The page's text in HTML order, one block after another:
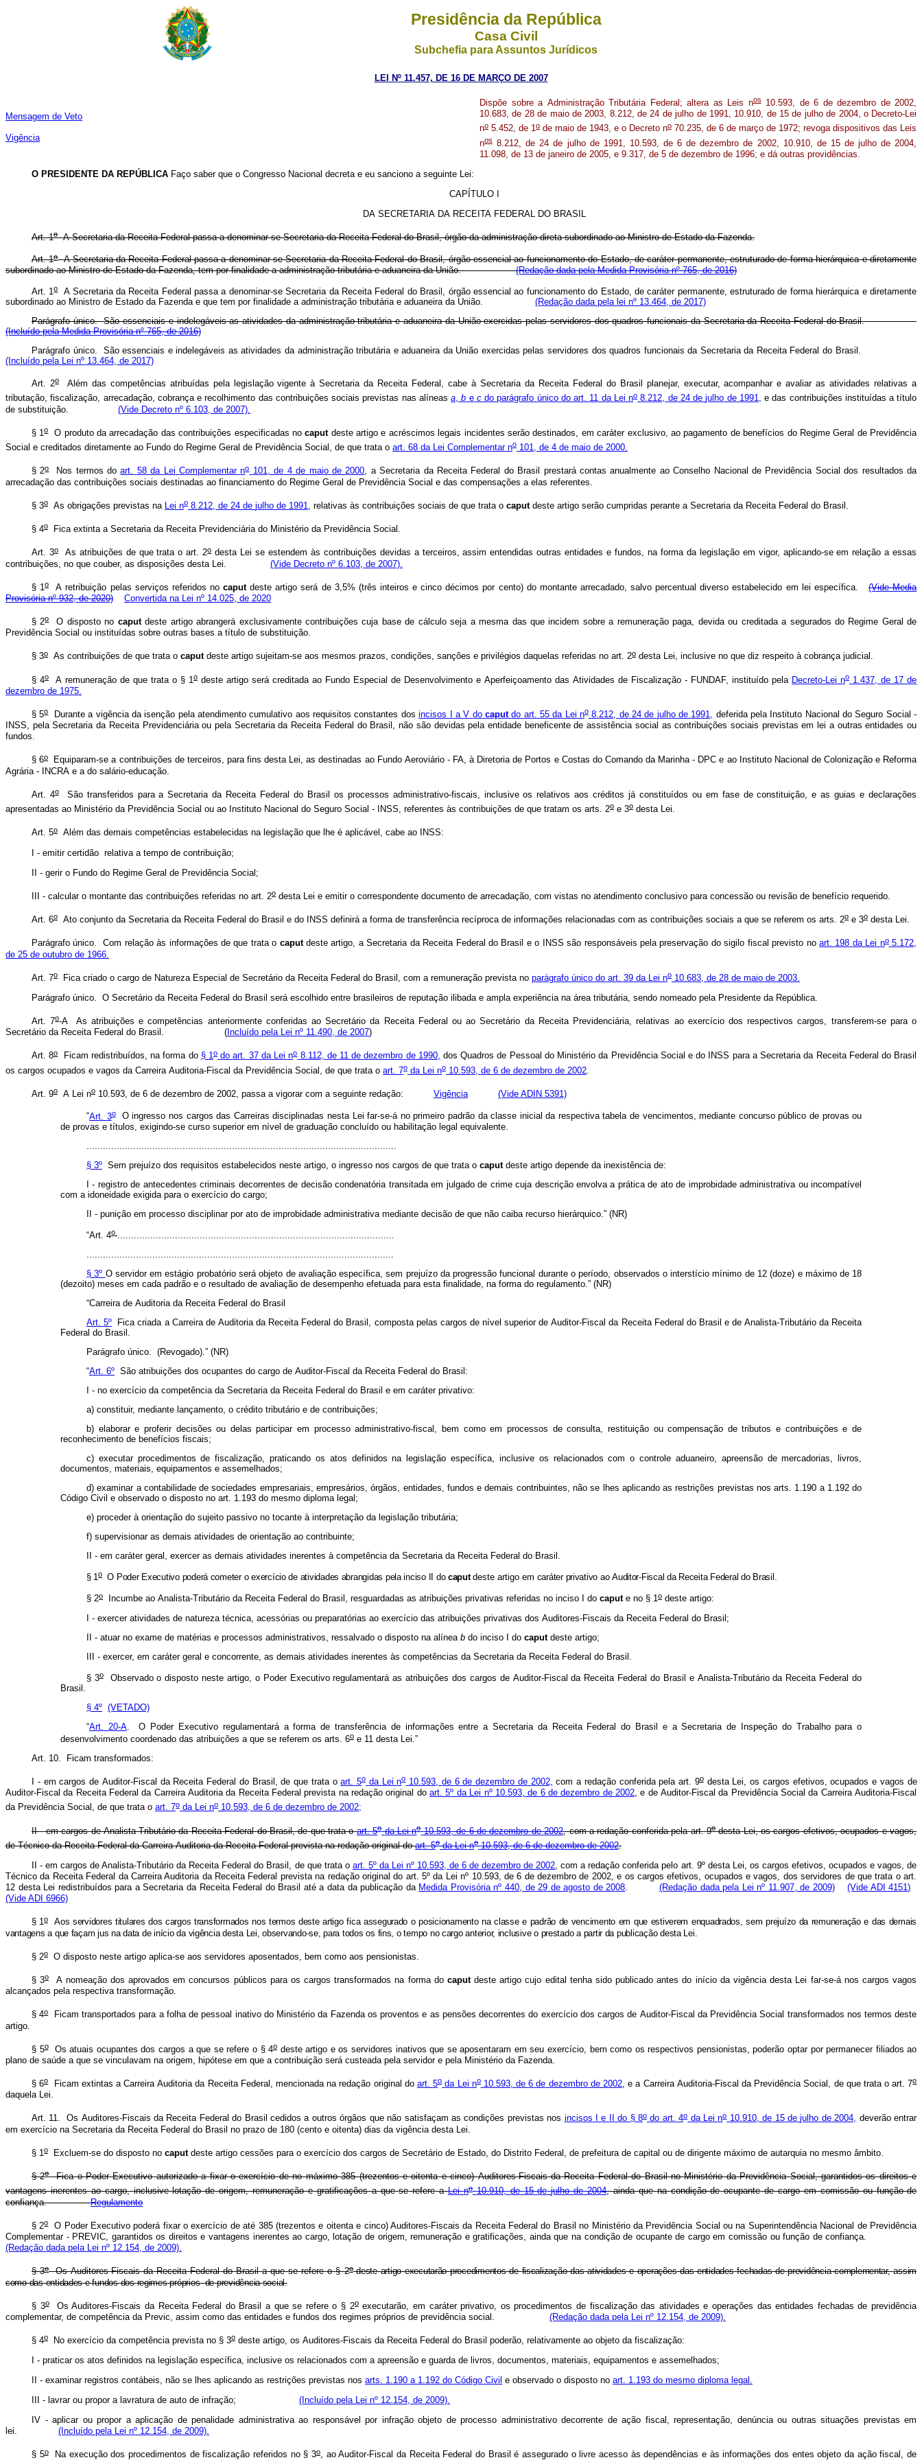
Presidência da República
Casa Civil
Subchefia para Assuntos Jurídicos
LEI Nº 11.457, DE 16 DE MARÇO DE 2007
Mensagem de Veto
Vigência
Dispõe sobre a Administração Tributária Federal; altera as Leis nos 10.593, de 6 de dezembro de 2002,
10.683, de 28 de maio de 2003, 8.212, de 24 de julho de 1991, 10.910, de 15 de julho de 2004, o Decreto-Lei
no 5.452, de 1o de maio de 1943, e o Decreto no 70.235, de 6 de março de 1972; revoga dispositivos das Leis
nos 8.212, de 24 de julho de 1991, 10.593, de 6 de dezembro de 2002, 10.910, de 15 de julho de 2004,
11.098, de 13 de janeiro de 2005, e 9.317, de 5 de dezembro de 1996; e dá outras providências.
O PRESIDENTE DA REPÚBLICA Faço saber que o Congresso Nacional decreta e eu sanciono a seguinte Lei:
CAPÍTULO
DA SECRETARIA DA RECEITA FEDERAL DO BRASIL
Art. 1o A Secretaria da Receita Federal passa a denominar-se Secretaria da Receita Federal do Brasil, órgão da administração direta subordinado ao Ministro de Estado da Fazenda.
Art. 1oA Secretaria da Receita Federal passa a denominar-se Secretaria da Receita Federal do Brasil, órgão essencial ao funcionamento do Estado, de caráter permanente, estruturado de forma hierárquica e diretamente
subordinado ao Ministro de Estado da Fazenda, tem por finalidade a administração tributária e aduaneira da União.(Redação dada pela Medida Provisória nº 765, de 2016)
Art. 1oA Secretaria da Receita Federal passa a denominar-se Secretaria da Receita Federal do Brasil, órgão essencial ao funcionamento do Estado, de caráter permanente, estruturado de forma hierárquica e diretamente
subordinado ao Ministro de Estado da Fazenda e que tem por finalidade a administração tributária e aduaneira da União. (Redação dada pela lei nº 13.464, de 2017)
Parágrafo único. São essenciais e indelegáveis as atividades da administração tributária e aduaneira da União exercidas pelas servidores dos quadros funcionais da Secretaria da Receita Federal do Brasil.
(Incluído pela Medida Provisória nº 765, de 2016)
Parágrafo único. São essenciais e indelegáveis as atividades da administração tributária e aduaneira da União exercidas pelas servidores dos quadros funcionais da Secretaria da Receita Federal do Brasil.
(Incluído pela Lei nº 13.464, de 2017)
Art. 2o Além das competências atribuídas pela legislação vigente à Secretaria da Receita Federal, cabe à Secretaria da Receita Federal do Brasil planejar, executar, acompanhar e avaliar as atividades relativas a
tributação, fiscalização, arrecadação, cobrança e recolhimento das contribuições sociais previstas nas alíneas a, b e c do parágrafo único do art. 11 da Lei no 8.212, de 24 de julho de 1991, e das contribuições instituídas a título
de substituição. (Vide Decreto nº 6.103, de 2007).
§ 1o O produto da arrecadação das contribuições especificadas nocaput deste artigo e acréscimos legais incidentes serão destinados, em caráter exclusivo, ao pagamento de benefícios do Regime Geral de Previdência
Social e creditados diretamente ao Fundo do Regime Geral de Previdência Social, de que trata o art. 68 da Lei Complementar no 101, de 4 de maio de 2000.
§ 2o Nos termos do art. 58 da Lei Complementar no 101, de 4 de maio de 2000, a Secretaria da Receita Federal do Brasil prestará contas anualmente ao Conselho Nacional de Previdência Social dos resultados da
arrecadação das contribuições sociais destinadas ao financiamento do Regime Geral de Previdência Social e das compensações a elas referentes.
§ 3o As obrigações previstas na Lei no 8.212, de 24 de julho de 1991 relativas às contribuições sociais de que trata o caput deste artigo serão cumpridas perante a Secretaria da Receita Federal do Brasil.
§ 4o Fica extinta a Secretaria da Receita Previdenciária do Ministério da Previdência Social.
Art. 3o As atribuições de que trata o art. 2o desta Lei se estendem às contribuições devidas a terceiros, assim entendidas outras entidades e fundos, na forma da legislação em vigor, aplicando-se em relação a essas
contribuições, no que couber, as disposições desta Lei. (Vide Decreto nº 6.103, de 2007).
§ 1o A retribuição pelas serviços referidos nocaputdeste artigo será de 3,5% (três inteiros e cinco décimos por cento) do montante arrecadado, salvo percentual diverso estabelecido em lei específica.(Vide Media
Provisória nº 932, de 2020)
Convertida na Lei nº 14.025, de 2020
§ 2o O disposto no caputdeste artigo abrangerá exclusivamente contribuições cuja base de cálculo seja a mesma das que incidem sobre a remuneração paga, devida ou creditada a segurados do Regime Geral de
Previdência Social ou instituídas sobre outras bases a título de substituição.
§ 3o As contribuições de que trata o caput deste artigo sujeitam-se aos mesmos prazos, condições, sanções e privilégios daquelas referidas no art. 2o desta Lei, inclusive no que diz respeito à cobrança judicial.
§ 4o A remuneração de que trata o § 1 o deste artigo será creditada ao Fundo Especial de Desenvolvimento e Aperfeiçoamento das Atividades de Fiscalização - FUNDAF, instituído pela Decreto-Lei no 1.437, de 17 de
dezembro de 1975.
§ 5o Durante a vigência da isenção pela atendimento cumulativo aos requisitos constantes dos incisos a V docaput do art. 55 da Lei no 8.212, de 24 de julho de 1991, deferida pela Instituto Nacional do Seguro Social -
INSS, pela Secretaria da Receita Previdenciária ou pela Secretaria da Receita Federal do Brasil, não são devidas pela entidade beneficente de assistência social as contribuições sociais previstas em lei a outras entidades ou
fundos.
§ 6o Equiparam-se a contribuições de terceiros, para fins desta Lei, as destinadas ao Fundo Aeroviário - FA, à Diretoria de Portos e Costas do Comando da Marinha - DPC e ao Instituto Nacional de Colonização e Reforma
Agrária - INCRA e a do salário-educação.
Art. 4o São transferidos para a Secretaria da Receita Federal do Brasil os processos administrativo-fiscais, inclusive os relativos aos créditos já constituídos ou em fase de constituição, e as guias e declarações
apresentadas ao Ministério da Previdência Social ou ao Instituto Nacional do Seguro Social - INSS, referentes às contribuições de que tratam os arts. 2o e 3o desta Lei.
Art. 5o Além das demais competências estabelecidas na legislação que lhe é aplicável, cabe ao
INSS:
I - emitir certidão relativa a tempo de contribuição;
II - gerir o Fundo do Regime Geral de Previdência Social;
- calcular o montante das contribuições referidas no art. 2o desta Lei e emitir o correspondente documento de arrecadação, com vistas no atendimento conclusivo para concessão ou revisão de benefício requerido.
Art. 6o Ato conjunto da Secretaria da Receita Federal do Brasil e do INSS definirá a forma de transferência recíproca de informações relacionadas com as contribuições sociais a que se referem os arts. 2o e 3o desta Lei.
Parágrafo único. Com relação às informações de que trata o caput deste artigo, a Secretaria da Receita Federal do Brasil e o INSS são responsáveis pela preservação do sigilo fiscal previsto no art. 198 da Lei no 5.172,
de 25 de outubro de 1966.
Art. 7o Fica criado o cargo de Natureza Especial de Secretário da Receita Federal do Brasil, com a remuneração prevista no parágrafo único do art. 39 da Lei no 10.683, de 28 de maio de 2003.
Parágrafo único. O Secretário da Receita Federal do Brasil será escolhido entre brasileiros de reputação ilibada e ampla experiência na área tributária, sendo nomeado pela Presidente da República.
Art. 7o-A As atribuições e competências anteriormente conferidas ao Secretário da Receita Federal ou ao Secretário da Receita Previdenciária, relativas ao exercício dos respectivos cargos, transferem-se para o
Secretário da Receita Federal do Brasil. ( Incluído pela Lei nº 11.490, de 2007)
Art. 8o Ficam redistribuídos, na forma do § 1o do art. 37 da Lei no 8.112, de 11 de dezembro de 1990, dos Quadros de Pessoal do Ministério da Previdência Social e do INSS para a Secretaria da Receita Federal do Brasil
os cargos ocupados e vagos da Carreira Auditoria-Fiscal da Previdência Social, de que trata o art. 7o da Lei no 10.593, de 6 de dezembro de 2002
Art. 9o A Lei no 10.593, de 6 de dezembro de 2002, passa a vigorar com a seguinte redação: Vigência (Vide ADIN 5391)
“Art. 3o O ingresso nos cargos das Carreiras disciplinadas nesta Lei far-se-á no primeiro padrão da classe inicial da respectiva tabela de vencimentos, mediante concurso público de provas ou
de provas e títulos, exigindo-se curso superior em nível de graduação concluído ou habilitação legal equivalente.
§ 3º Sem prejuízo dos requisitos estabelecidos neste artigo, o ingresso nos cargos de que trata o caput deste artigo depende da inexistência de:
I - registro de antecedentes criminais decorrentes de decisão condenatória transitada em julgado de crime cuja descrição envolva a prática de ato de improbidade administrativa ou incompatível
com a idoneidade exigida para o exercício do cargo;
II - punição em processo disciplinar por ato de improbidade administrativa mediante decisão de que não caiba recurso hierárquico.” (NR)
“Art. 4o
§ 3º O servidor em estágio probatório será objeto de avaliação específica, sem prejuízo da progressão funcional durante o período, observados o interstício mínimo de 12 (doze) e máximo de 18
(dezoito) meses em cada padrão e o resultado de avaliação de desempenho efetuada para esta finalidade, na forma do regulamento.” (NR)
“Carreira de Auditoria da Receita Federal do Brasil
Art. 5º
Fica criada a Carreira de Auditoria da Receita Federal do Brasil, composta pelas cargos de nível superior de Auditor-Fiscal da Receita Federal do Brasil e de Analista-Tributário da Receita
Federal do Brasil.
Parágrafo único.
(Revogado).” (NR)
“Art. 6º São atribuições dos ocupantes do cargo de Auditor-Fiscal da Receita Federal do Brasil:
- no exercício da competência da Secretaria da Receita Federal do Brasil e em caráter privativo:
a) constituir, mediante lançamento, o crédito tributário e de contribuições;
b) elaborar e proferir decisões ou delas participar em processo administrativo-fiscal, bem como em processos de consulta, restituição ou compensação de tributos e contribuições e de
reconhecimento de benefícios fiscais;
c) executar procedimentos de fiscalização, praticando os atos definidos na legislação específica, inclusive os relacionados com o controle aduaneiro, apreensão de mercadorias,
livros,
documentos, materiais, equipamentos e assemelhados;
d) examinar a contabilidade de sociedades empresariais, empresários, órgãos, entidades, fundos e demais contribuintes, não se lhes aplicando as restrições previstas nos arts. 1.190 a 1.192 do
Código Civil e observado o disposto no art. 1.193 do mesmo diploma legal;
e) proceder à orientação do sujeito passivo no tocante à interpretação da legislação tributária;
f) supervisionar as demais atividades de orientação ao contribuinte;
- em caráter geral, exercer as demais atividades inerentes à competência da Secretaria da Receita Federal do Brasil.
§ 1o O Poder Executivo poderá cometer o exercício de atividades abrangidas pela inciso docaputdeste artigo em caráter privativo ao Auditor-Fiscal da Receita Federal do Brasil.
§ 2o Incumbe ao Analista-Tributário da Receita Federal do Brasil, resguardadas as atribuições privativas referidas no inciso do caput e no § 1o deste artigo:
I - exercer atividades de natureza técnica, acessórias ou preparatórias ao exercício das atribuições privativas dos Auditores-Fiscais da Receita Federal do Brasil;
II - atuar no exame de matérias e processos administrativos, ressalvado o disposto na alínea b do inciso I do caput deste artigo;
III - exercer, em caráter geral e concorrente, as demais atividades inerentes às competências da Secretaria da Receita Federal do Brasil.
§ 3o Observado o disposto neste artigo, o Poder Executivo regulamentará as atribuições dos cargos de Auditor-Fiscal da Receita Federal do Brasil e Analista-Tributário da Receita Federal do
Brasil.
§ 4º (VETADO)
“Art. 20-A. O Poder Executivo regulamentará a forma de transferência de informações entre a Secretaria da Receita Federal do Brasil e a Secretaria de Inspeção do Trabalho para o
desenvolvimento coordenado das atribuições a que se referem os arts. 6o e 11 desta Lei.”
Art. 10. Ficam transformados:
- em cargos de Auditor-Fiscal da Receita Federal do Brasil, de que trata o art. 5o da Lei no 10.593, de 6 de dezembro de 2002, com a redação conferida pela art. 9o desta Lei, os cargos efetivos, ocupados e vagos de
Auditor-Fiscal da Receita Federal da Carreira Auditoria da Receita Federal prevista na redação original do art. 5º da Lei nº 10.593, de 6 de dezembro de 2002, e de Auditor-Fiscal da Previdência Social da Carreira Auditoria-Fiscal
da Previdência Social, de que trata o art. 7o da Lei no 10.593, de 6 de dezembro de 2002;
II - em cargos de Analista-Tributário da Receita Federal do Brasil, de que trata o art. 5o da Lei no 10.593, de 6 de dezembro de 2002, com a redação conferida pela art. 9o desta Lei, os cargos efetivos, ocupados e vagos,
de Técnico da Receita Federal da Carreira Auditoria da Receita Federal prevista na redação original do art. 5o da Lei no 10.593, de 6 de dezembro de 2002.
II - em cargos de Analista-Tributário da Receita Federal do Brasil, de que trata o art. 5º da Lei nº 10.593, de 6 de dezembro de 2002, com a redação conferida pelo art. 9º desta Lei, os cargos efetivos, ocupados e vagos, de
Técnico da Receita Federal da Carreira Auditoria da Receita Federal prevista na redação original do art. 5º da Lei nº 10.593, de 6 de dezembro de 2002, e os cargos efetivos, ocupados e vagos, dos servidores de que trata o art.
12 desta Lei redistribuídos para a Secretaria da Receita Federal do Brasil até a data da publicação da Medida Provisória nº 440, de 29 de agosto de 2008.(Redação dada pela Lei nº 11.907, de 2009)
(Vide ADI 4151)
(Vide ADI 6966)
§ 1o Aos servidores titulares dos cargos transformados nos termos deste artigo fica assegurado o posicionamento na classe e padrão de vencimento em que estiverem enquadrados, sem prejuízo da remuneração e das demais
vantagens a que façam jus na data de início da vigência desta Lei, observando-se, para todos os fins, o tempo no cargo anterior, inclusive o prestado a partir da publicação desta Lei.
§ 2o O disposto neste artigo aplica-se aos servidores aposentados, bem como aos pensionistas.
§ 3o A nomeação dos aprovados em concursos públicos para os cargos transformados na forma docaput deste artigo cujo edital tenha sido publicado antes do início da vigência desta Lei far-se-á nos cargos vagos
alcançados pela respectiva transformação.
§ 4o Ficam transportados para a folha de pessoal inativo do Ministério da Fazenda os proventos e as pensões decorrentes do exercício dos cargos de Auditor-Fiscal da Previdência Social transformados nos termos deste
artigo.
§ 5o Os atuais ocupantes dos cargos a que se refere o § 4o deste artigo e os servidores inativos que se aposentaram em seu exercício, bem como os respectivos pensionistas, poderão optar por permanecer filiados ao
plano de saúde a que se vinculavam na origem, hipótese em que a contribuição será custeada pela servidor e pela Ministério da Fazenda.
§ 6o Ficam extintas a Carreira Auditoria da Receita Federal, mencionada na redação original do art. 5o da Lei no 10.593, de 6 de dezembro de 2002, e a Carreira Auditoria-Fiscal da Previdência Social, de que trata o art. 7o
daquela Lei.
Art. 11. Os Auditores-Fiscais da Receita Federal do Brasil cedidos a outros órgãos que não satisfaçam as condições previstas nos incisos e do § 8o do art. 4o da Lei no 10.910, de 15 de julho de 2004, deverão entrar
em exercício na Secretaria da Receita Federal do Brasil no prazo de 180 (cento e oitenta) dias da vigência desta Lei.
§ 1o Excluem-se do disposto no caput deste artigo cessões para o exercício dos cargos de Secretário de Estado, do Distrito Federal, de prefeitura de capital ou de dirigente máximo de autarquia no mesmo âmbito.
§ 2o Fica o Poder Executivo autorizado a fixar o exercício de no máximo 385 (trezentos e oitenta e cinco) Auditores-Fiscais da Receita Federal do Brasil no Ministério da Previdência Social, garantidos os direitos e
vantagens inerentes ao cargo, inclusive lotação de origem, remuneração e gratificações a que se refere a Lei no 10.910, de 15 de julho de 2004, ainda que na condição de ocupante de cargo em comissão ou função de
confiança.Regulamento
§ 2oO Poder Executivo poderá fixar o exercício de até 385 (trezentos e oitenta e cinco) Auditores-Fiscais da Receita Federal do Brasil no Ministério da Previdência Social ou na Superintendência Nacional de Previdência
Complementar - PREVIC, garantidos os direitos e vantagens inerentes ao cargo, lotação de origem, remuneração e gratificações, ainda que na condição de ocupante de cargo em comissão ou função de confiança.
(Redação dada pela Lei nº 12.154, de 2009).
§ 3o Os Auditores-Fiscais da Receita Federal do Brasil a que se refere o § 2o deste artigo executarão procedimentos de fiscalização das atividades e operações das entidades fechadas de previdência complementar, assim
como das entidades e fundos dos regimes próprios de previdência social.
§ 3oOs Auditores-Fiscais da Receita Federal do Brasil a que se refere o § 2oexecutarão, em caráter privativo, os procedimentos de fiscalização das atividades e operações das entidades fechadas de previdência
complementar, de competência da Previc, assim como das entidades e fundos dos regimes próprios de previdência social. (Redação dada pela Lei nº 12.154, de 2009).
§ 4o No exercício da competência prevista no § 3o deste artigo, os Auditores-Fiscais da Receita Federal do Brasil poderão, relativamente ao objeto da fiscalização:
- praticar os atos definidos na legislação específica, inclusive os relacionados com a apreensão e guarda de livros, documentos, materiais, equipamentos e assemelhados;
- examinar registros contábeis, não se lhes aplicando as restrições previstas nos arts. 1.190 a 1.192 do Código Civil e observado o disposto no art. 1.193 do mesmo diploma legal.
III - lavrar ou propor a lavratura de auto de infração; (Incluído pela Lei nº 12.154, de 2009).
IV - aplicar ou propor a aplicação de penalidade administrativa ao responsável por infração objeto de processo administrativo decorrente de ação fiscal, representação, denúncia ou outras situações previstas em
lei. (Incluído pela Lei nº 12.154, de 2009).
§ 5oNa execução dos procedimentos de fiscalização referidos no § 3o, ao Auditor-Fiscal da Receita Federal do Brasil é assegurado o livre acesso às dependências e às informações dos entes objeto da ação fiscal, de